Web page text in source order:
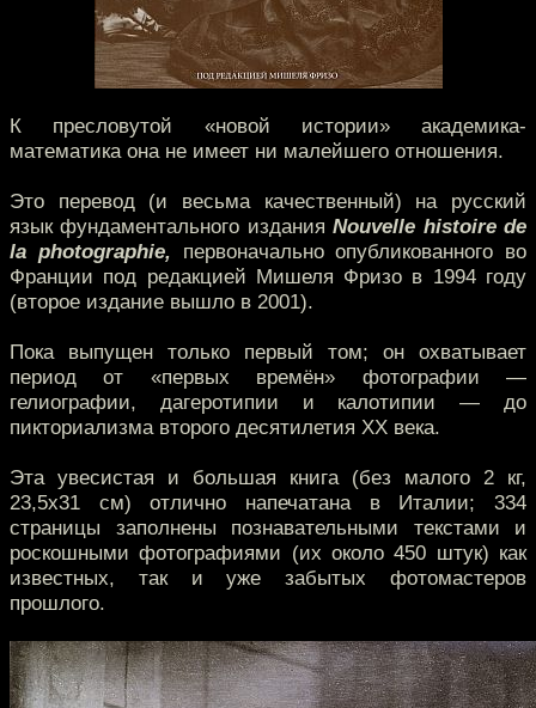
К пресловутой «новой истории» академика-
математика она не имеет ни малейшего отношения.
Это перевод (и весьма качественный) на русский
язык фундаментального изданияNouvelle histoire de
la photographie, первоначально опубликованного во
Франции под редакцией Мишеля Фризо в 1994 году
(второе издание вышло в 2001).
Пока выпущен только первый том; он охватывает
период от «первых времён» фотографии —
гелиографии, дагеротипии и калотипии — до
пикториализма второго десятилетия ХХ века.
Эта увесистая и большая книга (без малого 2 кг,
23,5х31 см) отлично напечатана в Италии; 334
страницы заполнены познавательными текстами и
роскошными фотографиями (их около 450 штук) как
известных, так и уже забытых фотомастеров
прошлого.